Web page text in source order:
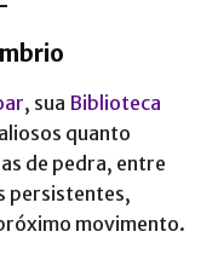
, sua Biblioteca
quanto
de pedra, entre
persistentes,
movimento.